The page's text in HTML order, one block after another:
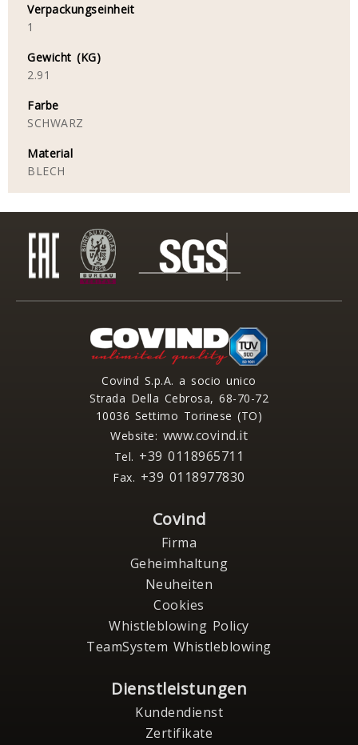
Verpackungseinheit
1
Gewicht (KG)
2.91
Farbe
SCHWARZ
Material
BLECH
Covind S.p.A. a socio unico
Strada Della Cebrosa, 68-70-72
10036 Settimo Torinese (TO)
Website: www.covind.it
Tel. +39 0118965711
Fax. +39 0118977830
Covind
Firma
Geheimhaltung
Neuheiten
Cookies
Whistleblowing Policy
TeamSystem Whistleblowing
Dienstleistungen
Kundendienst
Zertifikate